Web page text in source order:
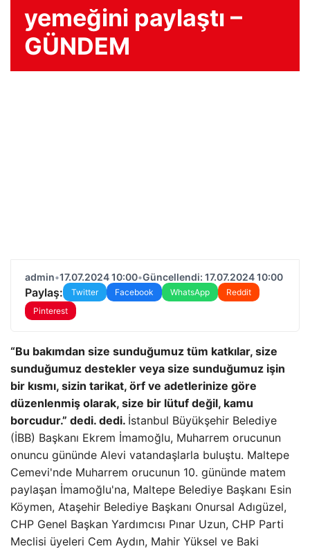
yemeğini paylaştı –
GÜNDEM
admin•17.07.2024 10:00•Güncellendi: 17.07.2024 10:00
Paylaş: Twitter Facebook WhatsApp
Reddit
Pinterest
“Bu bakımdan size sunduğumuz tüm katkılar, size
sunduğumuz destekler veya size sunduğumuz işin
bir kısmı, sizin tarikat, örf ve adetlerinize göre
düzenlenmiş olarak, size bir lütuf değil, kamu
borcudur.” dedi. dedi. İstanbul Büyükşehir Belediye
(İBB) Başkanı Ekrem İmamoğlu, Muharrem orucunun
onuncu gününde Alevi vatandaşlarla buluştu. Maltepe
Cemevi'nde Muharrem orucunun 10. gününde matem
paylaşan İmamoğlu'na, Maltepe Belediye Başkanı Esin
Köymen, Ataşehir Belediye Başkanı Onursal Adıgüzel,
CHP Genel Başkan Yardımcısı Pınar Uzun, CHP Parti
Meclisi üyeleri Cem Aydın, Mahir Yüksel ve Baki